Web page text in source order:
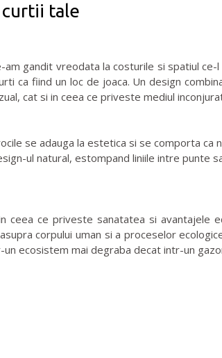
curtii tale
gandit vreodata la costurile si spatiul ce-
ca fiind un loc de joaca. Un design
cat si in ceea ce priveste mediul
se adauga la estetica si se comporta ca
ul natural, estompand liniile intre punte
ceea ce priveste sanatatea si avantajele
corpului uman si a proceselor
ecosistem mai degraba decat intr-un